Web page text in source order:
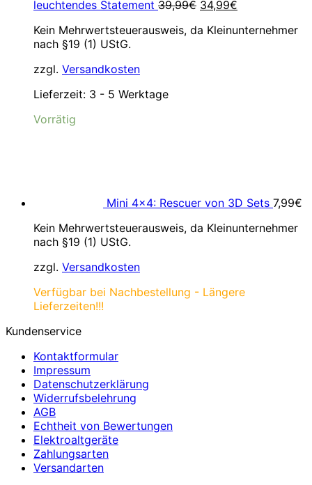
leuchtendes Statement 39,99€ Ursprünglicher
war:
34,99€
ist:
Kein Mehrwertsteuerausweis, da Kleinunternehmer
nach §19 (1) UStG.
zzgl. Versandkosten
Lieferzeit: 3 - 5 Werktage
Vorrätig
Mini 4×4: Rescuer von 3D Sets 7,99€
Kein Mehrwertsteuerausweis, da Kleinunternehmer
nach §19 (1) UStG.
zzgl. Versandkosten
Verfügbar bei Nachbestellung - Längere
Lieferzeiten!!!
Kundenservice
Kontaktformular
Impressum
Datenschutzerklärung
Widerrufsbelehrung
AGB
Echtheit von Bewertungen
Elektroaltgeräte
Zahlungsarten
Versandarten